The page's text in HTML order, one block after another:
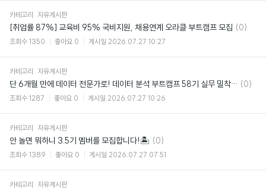
카테고리 자유게시판
[취업률 87%] 교육비 95% 국비지원, 채용연계 오라클 부트캠프 모집 댓
(0)
조회수 1350 좋아요 0 게시일 2026.07.27 10:27
카테고리 자유게시판
단 6개월 만에 데이터 전문가로! 데이터 분석 부트캠프 58기 실무 밀착형 커리큘럼 댓
(0)
조회수 1287 좋아요 0 게시일 2026.07.27 10:26
카테고리 자유게시판
안 놀면 뭐하니 3.5기 멤버를 모집합니다!🏝 댓
글
(0)
조회수 1389 좋아요 0 게시일 2026.07.27 07:51
카테고리 자유게시판